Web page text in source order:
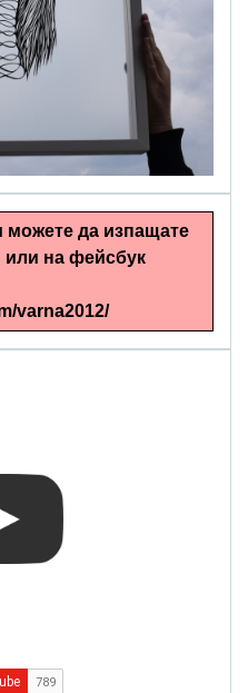
картини
можете да изпащате
или на фейсбук
varna2012/